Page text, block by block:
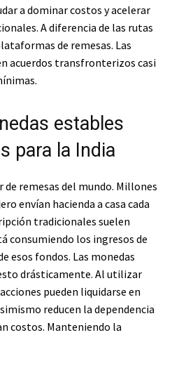
a dominar costos y acelerar
A diferencia de las rutas
de remesas. Las
acuerdos transfronterizos casi
estables
para la India
remesas del mundo. Millones
envían hacienda a casa cada
tradicionales suelen
consumiendo los ingresos de
esos fondos. Las monedas
drásticamente. Al utilizar
pueden liquidarse en
reducen la dependencia
costos. Manteniendo la